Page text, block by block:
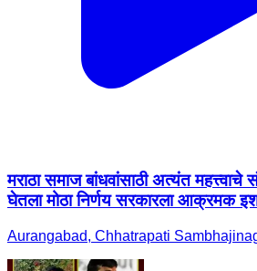
मराठा समाज बांधवांसाठी अत्यंत
घेतला मोठा निर्णय सरकारला आक्रमक
Aurangabad, Chhatrapati